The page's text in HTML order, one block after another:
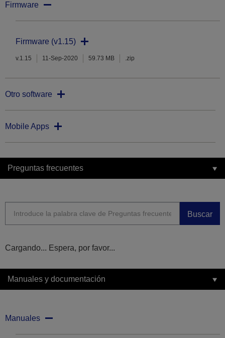
Firmware
Firmware (v1.15)
v.1.15 11-Sep-2020 59.73 MB .zip
Otro software
Mobile Apps
Preguntas frecuentes
Buscar
Cargando... Espera, por favor...
Manuales y documentación
Manuales